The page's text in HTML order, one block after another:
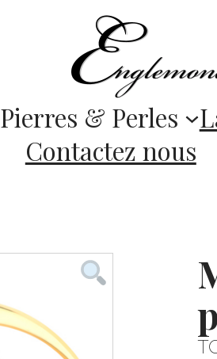
Pierres & Perles
Contactez nous